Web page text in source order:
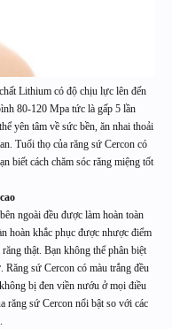
Lithium có độ chịu lực lên đến
80-120 Mpa tức là gấp 5 lần
yên tâm về sức bền, ăn nhai thoải
Tuổi thọ của răng sứ Cercon có
biết cách chăm sóc răng miệng tốt
ngoài đều được làm hoàn toàn
hoàn khắc phục được nhược điểm
thật. Bạn không thể phân biệt
sứ Cercon có màu trắng đều
bị đen viền nướu ở mọi điều
răng sứ Cercon nổi bật so với các
.